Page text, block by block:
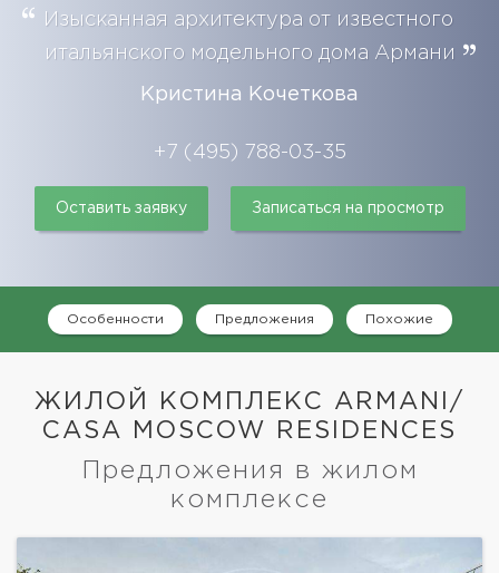
Изысканная архитектура от известного
итальянского модельного дома Армани
Кристина Кочеткова
+7 (495) 788-03-35
Оставить заявку Записаться на просмотр
Особенности Предложения Похожие
ЖИЛОЙ КОМПЛЕКС ARMANI/
CASA MOSCOW RESIDENCES
Предложения в жилом
комплексе